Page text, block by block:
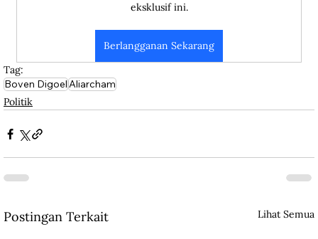
eksklusif ini.
Berlangganan Sekarang
Tag:
Boven DigoelAliarcham
Politik
Postingan Terkait Lihat Semua